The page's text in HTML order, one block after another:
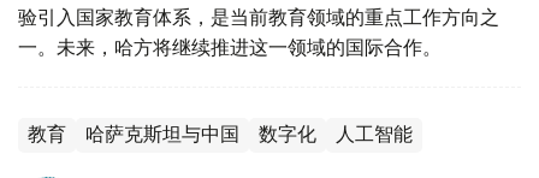
验引入国家教育体系，是当前教育领域的重点工作方向之
一。未来，哈方将继续推进这一领域的国际合作。
教育 哈萨克斯坦与中国 数字化 人工智能